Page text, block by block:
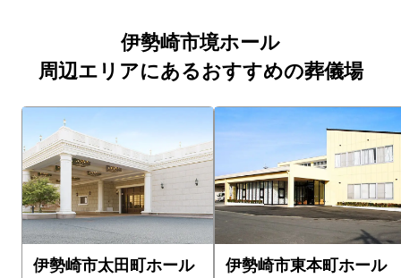
伊勢崎市境ホール
周辺エリアにあるおすすめの葬儀場
伊勢崎市太田町ホール 伊勢崎市東本町ホール